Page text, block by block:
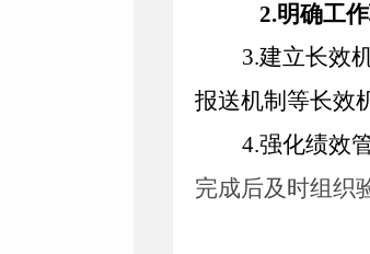
2.明确工作
3.建立长效
报送机制等长效
4.强化绩效
完成后及时组织